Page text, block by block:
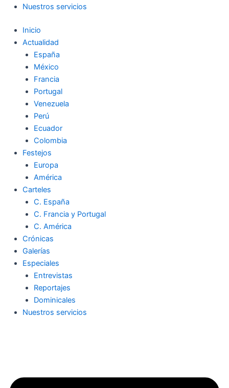
Nuestros servicios
Inicio
Actualidad
España
México
Francia
Portugal
Venezuela
Perú
Ecuador
Colombia
Festejos
Europa
América
Carteles
C. España
C. Francia y Portugal
C. América
Crónicas
Galerías
Especiales
Entrevistas
Reportajes
Dominicales
Nuestros servicios